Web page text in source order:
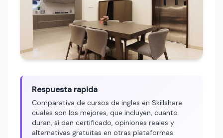
Respuesta rapida
Comparativa de cursos de ingles en Skillshare:
cuales son los mejores, que incluyen, cuanto
duran, si dan certificado, opiniones reales y
alternativas gratuitas en otras plataformas.